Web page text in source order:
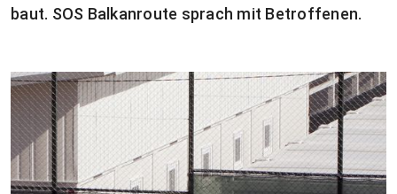
baut. SOS Balkanroute sprach mit Betroffenen.